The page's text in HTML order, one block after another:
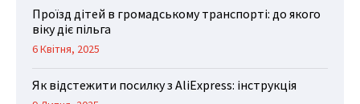
Проїзд дітей в громадському транспорті: до якого
віку діє пільга
6 Квітня, 2025
Як відстежити посилку з AliExpress: інструкція